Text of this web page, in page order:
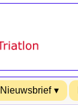
Nieuwsbrief